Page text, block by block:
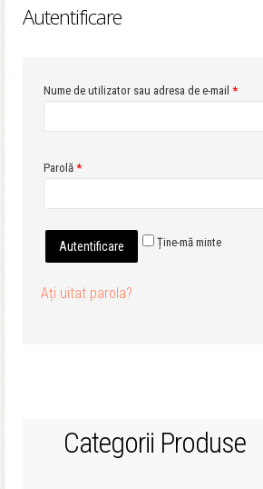
Autentificare
Nume de utilizator sau adresa de e-mail *
Parolă *
Ține-mă minte
Ați uitat parola?
Categorii Produse